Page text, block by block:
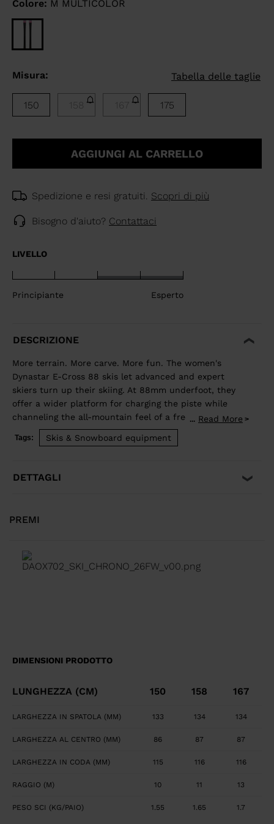
Colore: M MULTICOLOR
Misura: Tabella delle taglie
150 158 167 175
AGGIUNGI AL CARRELLO
Spedizione e resi gratuiti. Scopri di più
Bisogno d'aiuto? Contattaci
LIVELLO
Principiante Esperto
DESCRIZIONE
More terrain. More carve. More fun. The women's
Dynastar E-Cross 88 skis let advanced and expert
skiers turn up their skiing. At 88mm underfoot, they
offer a wider platform for charging the piste while
channeling the all-mountain feel of a freeride ski for
exploring new terrain. Our Hybrid Core blends wood
and polyurethane for a light but stable feel, while
layers for a lower environmental footprint. Smooth
transition between tip waist, and tail geometry for
fluid turn initiation and finish. Precise, Powerful Edge
... Read More
Tags: Skis & Snowboard equipment
DETTAGLI
PREMI
DIMENSIONI PRODOTTO
LUNGHEZZA (CM) 150 158 167
LARGHEZZA IN SPATOLA (MM) 133 134 134
LARGHEZZA AL CENTRO (MM) 86 87 87
LARGHEZZA IN CODA (MM) 115 116 116
RAGGIO (M) 10 11 13
PESO SCI (KG/PAIO) 1.55 1.65 1.7